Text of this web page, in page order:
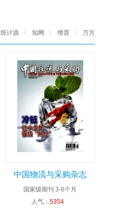
统计源 / 知网 / 维普 / 万方
中国物流与采购杂志
国家级期刊 3-6个月
人气： 5354